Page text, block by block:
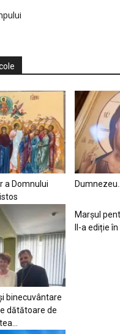
a Domnului
binecuvântare
dătătoare de
Marșul
II-a ediție